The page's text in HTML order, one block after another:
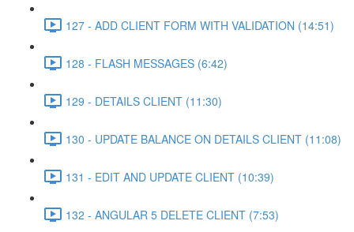
127 - ADD CLIENT FORM WITH VALIDATION (14:51)
128 - FLASH MESSAGES (6:42)
129 - DETAILS CLIENT (11:30)
130 - UPDATE BALANCE ON DETAILS CLIENT (11:08)
131 - EDIT AND UPDATE CLIENT (10:39)
132 - ANGULAR 5 DELETE CLIENT (7:53)